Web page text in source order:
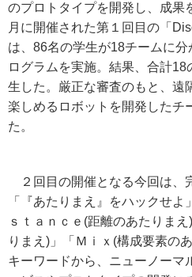
のプロトタイプを開発し、成果
月に開催された第１回目の「
は、 86名の学生が18チームに分
ログラムを実施。結果、合計18
生した。厳正な審査のもと、遠
楽しめるロボットを開発したチ
た。
２回目の開催となる今回は、
「『あたりまえ』をハックせよ
ｓｔａｎｃｅ (距離のあたりまえ )
りまえ ) 」「Ｍｉｘ (構成要素の
キーワードから、ニューノーマ